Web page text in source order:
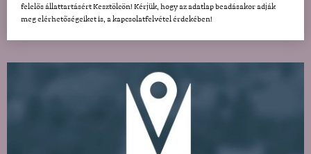
felelős állattartásért Kesztölcön! Kérjük, hogy az adatlap beadásakor adják
meg elérhetőségeiket is, a kapcsolatfelvétel érdekében!